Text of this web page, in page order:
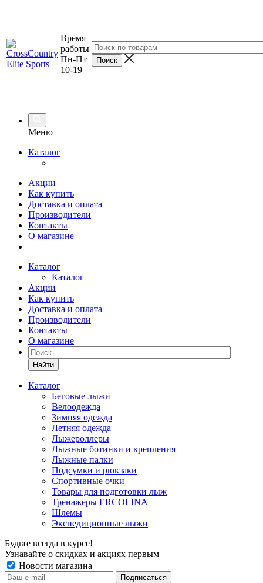
Время
работы
Пн-Пт
10-19
Меню
Каталог
Акции
Как купить
Доставка и оплата
Производители
Контакты
О магазине
Каталог
Каталог
Акции
Как купить
Доставка и оплата
Производители
Контакты
О магазине
Найти
Каталог
Беговые лыжи
Велоодежда
Зимняя одежда
Летняя одежда
Лыжероллеры
Лыжные ботинки и крепления
Лыжные палки
Подсумки и рюкзаки
Спортивные очки
Товары для подготовки лыж
Тренажеры ERCOLINA
Шлемы
Экспедиционные лыжи
Будьте всегда в курсе!
Узнавайте о скидках и акциях первым
Новости магазина